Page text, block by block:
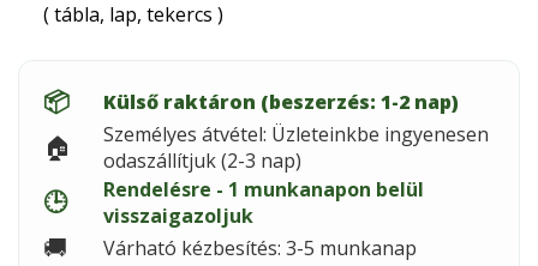
( tábla, lap, tekercs )
📦 Külső raktáron (beszerzés: 1-2 nap)
🏠
Személyes átvétel: Üzleteinkbe ingyenesen
odaszállítjuk (2-3 nap)
🕒
Rendelésre - 1 munkanapon belül
visszaigazoljuk
🚚 Várható kézbesítés: 3-5 munkanap